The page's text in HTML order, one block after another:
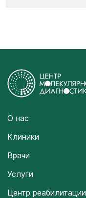
О нас
Клиники
Врачи
Услуги
Центр реабилитации